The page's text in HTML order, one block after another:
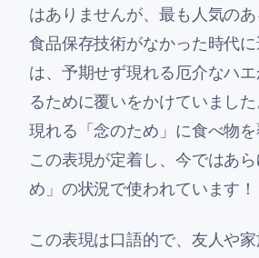
はありませんが、最も人気の
食品保存技術がなかった時代
は、予期せず現れる厄介なハ
るために覆いをかけていまし
現れる「念のため」に食べ物を
この表現が定着し、今ではあ
め」の状況で使われています！
この表現は口語的で、友人や